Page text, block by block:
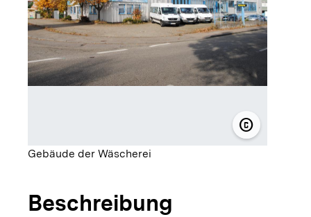
copyright
©
Gebäude der Wäscherei
Beschreibung